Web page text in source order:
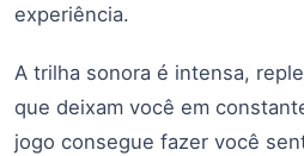
experiência.
A trilha sonora é intensa,
que deixam você em
jogo consegue fazer você